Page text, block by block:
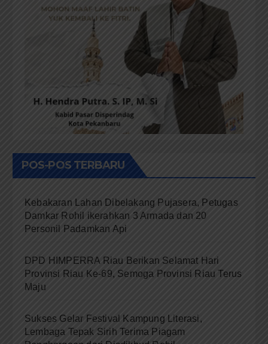
POS-POS TERBARU
Kebakaran Lahan Dibelakang Pujasera, Petugas
Damkar Rohil ikerahkan 3 Armada dan 20
Personil Padamkan Api
DPD HIMPERRA Riau Berikan Selamat Hari
Provinsi Riau Ke-69, Semoga Provinsi Riau Terus
Maju
Sukses Gelar Festival Kampung Literasi,
Lembaga Tepak Sirih Terima Piagam